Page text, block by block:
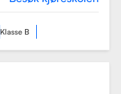
Klasse B